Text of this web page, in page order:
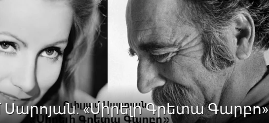
Սարոյան. «Սիրելի Գրետա Գարբո»